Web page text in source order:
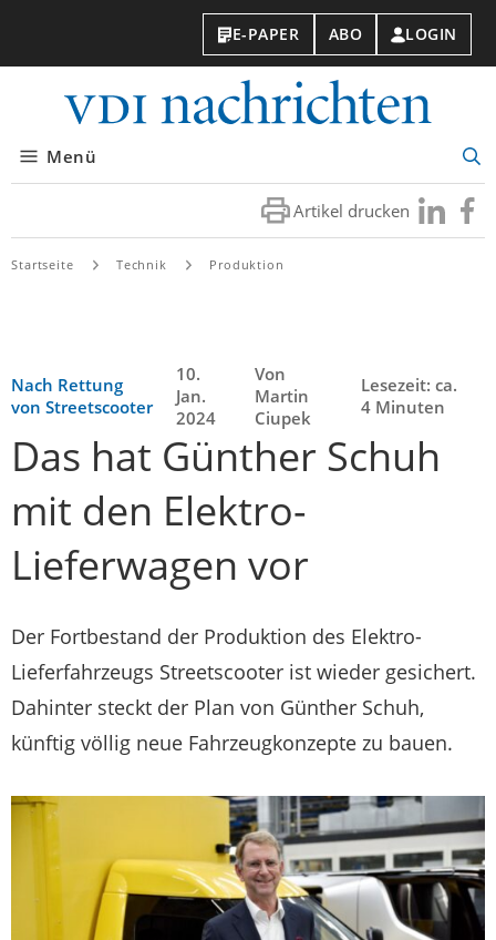
E-PAPER ABO LOGIN
Menü
Artikel drucken Besuchen
Sie
Sie
Startseite Technik Produktion
Nach Rettung
von Streetscooter
10.
Jan.
2024
Von
Martin
Ciupek
Lesezeit: ca.
4 Minuten
Das hat Günther Schuh
mit den Elektro-
Lieferwagen vor
Der Fortbestand der Produktion des Elektro-
Lieferfahrzeugs Streetscooter ist wieder gesichert.
Dahinter steckt der Plan von Günther Schuh,
künftig völlig neue Fahrzeugkonzepte zu bauen.